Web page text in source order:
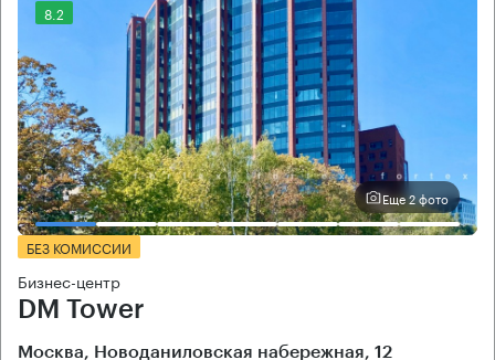
8.2
Еще 2 фото
БЕЗ КОМИССИИ
Бизнес-центр
DM Tower
Москва, Новоданиловская набережная, 12